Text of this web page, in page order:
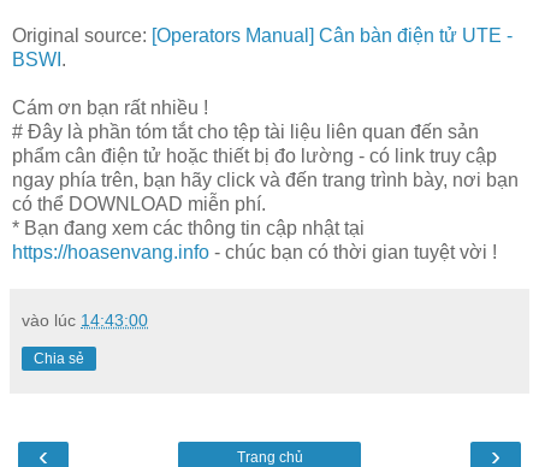
Original source: [Operators Manual] Cân bàn điện tử UTE -
BSWI .
Cám ơn bạn rất nhiều !
# Đây là phần tóm tắt cho tệp tài liệu liên quan đến sản
phẩm cân điện tử hoặc thiết bị đo lường - có link truy cập
ngay phía trên, bạn hãy click và đến trang trình bày, nơi bạn
có thể DOWNLOAD miễn phí.
* Bạn đang xem các thông tin cập nhật tại
https://hoasenvang.info - chúc bạn có thời gian tuyệt vời !
vào lúc 14:43:00
Chia sẻ
‹ ›
Trang chủ